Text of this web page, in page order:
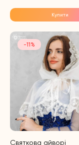
Купити
-11%
Святкова айворі